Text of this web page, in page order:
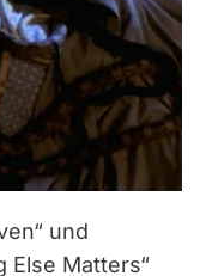
und
Else Matters“